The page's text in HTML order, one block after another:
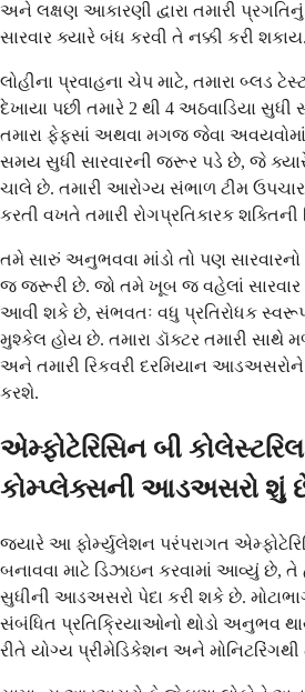
અને લક્ષણ આકારણી દ્વારા તમારી
સારવાર ક્યારે બંધ કરવી તે નક્કી કરી શકાય.
લોહીના પ્રવાહના ચેપ માટે, તમારા બ્લડ
દેખાયા પછી તમારે 2 થી 4 અઠવાડિયા
તમારા ફેફસાં અથવા મગજ જેવા
સમય સુધી સારવારની જરૂર પડે છે, જે
ચાલે છે. તમારી આરોગ્ય સંભાળ ટીમ
કરતી વખતે તમારી રોગપ્રતિકારક
તમે સારું અનુભવવા માંડો તો પણ સારવારનો
જ જરૂરી છે. જો તમે ખૂબ જ વહેલાં સારવાર
આવી શકે છે, સંભવતઃ વધુ પ્રતિરોધક
મુશ્કેલ હોય છે. તમારા ડૉક્ટર તમારી સાથે
અને તમારી રિકવરી દરમિયાન
કરશે.
એમ્ફોટેરિસિન બી
કોમ્પ્લેક્સની આડઅસરો શું
જ્યારે આ ફોર્મ્યુલેશન પરંપરાગત
બનાવવા માટે ડિઝાઇન કરવામાં આવ્યું છે,
સુધીની આડઅસરો પેદા કરી શકે છે.
સંબંધિત પ્રતિક્રિયાઓનો થોડો અનુભવ
રીતે યોગ્ય પ્રીમેડિકેશન અને